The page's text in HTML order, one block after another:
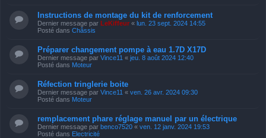
Instructions de montage du kit de renforcement
Dernier message par LeKiffeur « lun. 23 sept. 2024 14:55
Posté dans Châssis
Préparer changement pompe à eau 1.7D X17D
Dernier message par Vince11 « jeu. 8 août 2024 12:40
Posté dans Moteur
Réfection tringlerie boite
Dernier message par Vince11 « ven. 26 avr. 2024 09:30
Posté dans Moteur
remplacement phare réglage manuel par un électrique
Dernier message par benco7520 « ven. 12 janv. 2024 19:53
Posté dans Electricité